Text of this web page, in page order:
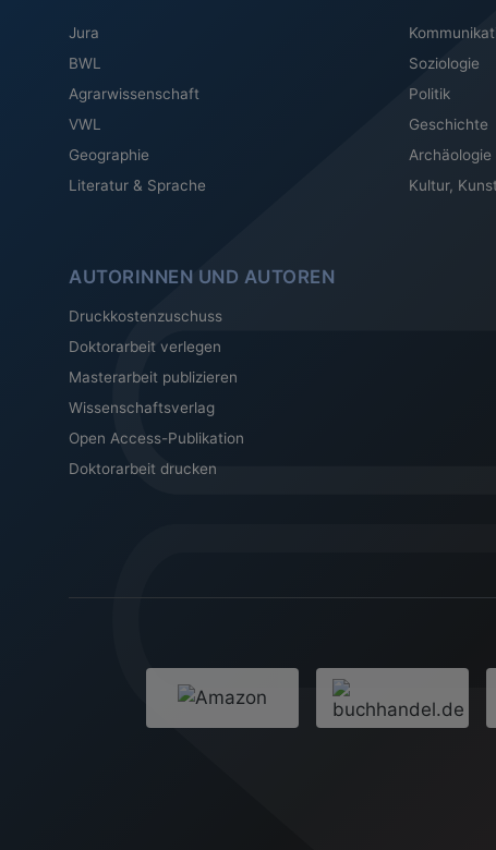
Jura
BWL
Agrarwissenschaft
VWL
Geographie
Literatur & Sprache
Soziologie
Politik
Geschichte
Kultur,
AUTORINNEN UND AUTOREN
Druckkostenzuschuss
Doktorarbeit verlegen
Masterarbeit publizieren
Wissenschaftsverlag
Open Access-Publikation
Doktorarbeit drucken